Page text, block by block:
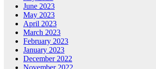
June 2023
May 2023
April 2023
March 2023
February 2023
January 2023
December 2022
November 2022